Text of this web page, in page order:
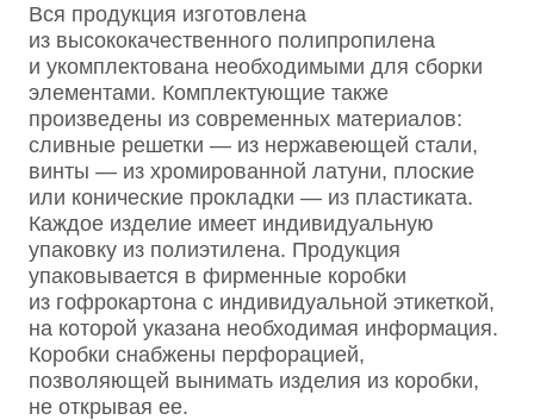
Вся продукция изготовлена
из высококачественного полипропилена
и укомплектована необходимыми для сборки
элементами. Комплектующие также
произведены из современных материалов:
сливные решетки — из нержавеющей стали,
винты — из хромированной латуни, плоские
или конические прокладки — из пластиката.
Каждое изделие имеет индивидуальную
упаковку из полиэтилена. Продукция
упаковывается в фирменные коробки
из гофрокартона с индивидуальной этикеткой,
на которой указана необходимая информация.
Коробки снабжены перфорацией,
позволяющей вынимать изделия из коробки,
не открывая ее.